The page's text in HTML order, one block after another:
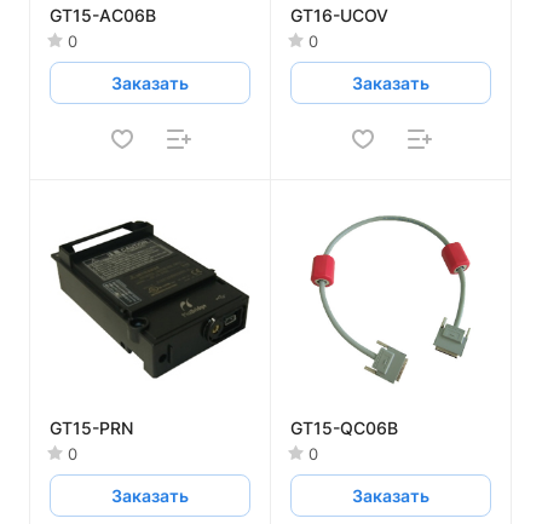
GT15-AC06B
0
Заказать
GT16-UCOV
0
Заказать
GT15-PRN
0
Заказать
GT15-QC06B
0
Заказать